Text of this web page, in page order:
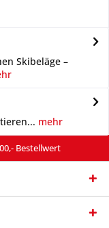
Skibeläge –
mehr
Bestellwert